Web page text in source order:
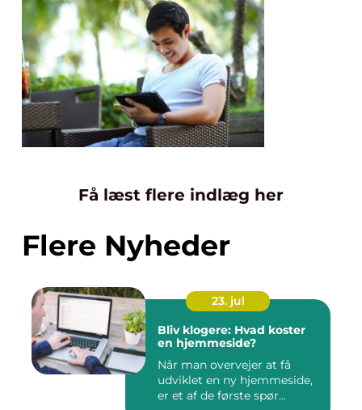
Få læst flere indlæg her
Flere Nyheder
23. jul
Bliv klogere: Hvad koster
en hjemmeside?
Når man overvejer at få
udviklet en ny hjemmeside,
er et af de første spør...